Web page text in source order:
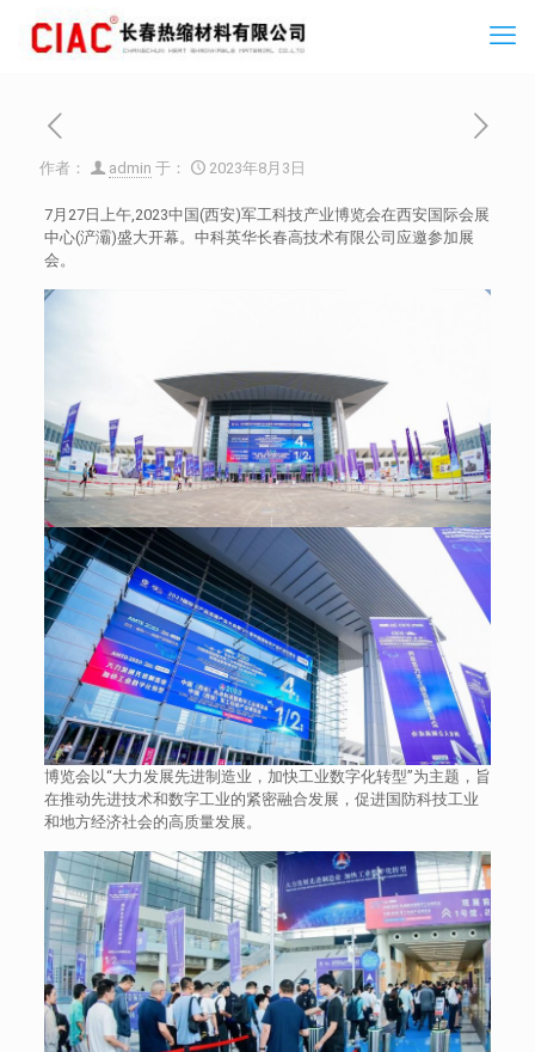
作者： admin 于： 2023年8月3日
7月27日上午,2023中国(西安)军工科技产业博览会在西安国际会展
中心(浐灞)盛大开幕。中科英华长春高技术有限公司应邀参加展
会。
博览会以“大力发展先进制造业，加快工业数字化转型”为主题，旨
在推动先进技术和数字工业的紧密融合发展，促进国防科技工业
和地方经济社会的高质量发展。